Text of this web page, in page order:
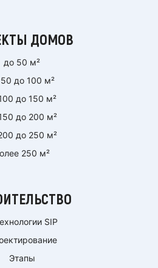
ДОМОВ
до 50 м²
50 до 100 м²
до 150 м²
до 200 м²
до 250 м²
250 м²
SIP
Этапы